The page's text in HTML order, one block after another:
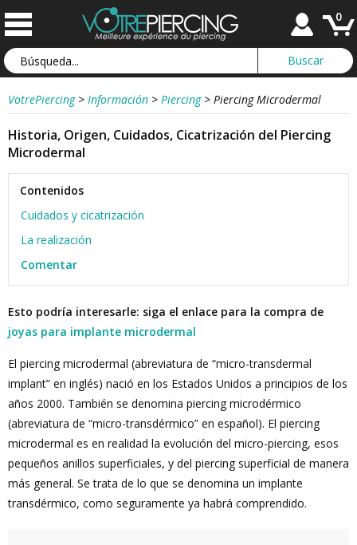
0
VotrePiercing > Información > Piercing > Piercing Microdermal
Historia, Origen, Cuidados, Cicatrización del Piercing
Microdermal
Contenidos
Cuidados y cicatrización
La realización
Comentar
Esto podría interesarle: siga el enlace para la compra de
joyas para implante microdermal
El piercing microdermal (abreviatura de “micro-transdermal
implant” en inglés) nació en los Estados Unidos a principios de los
años 2000. También se denomina piercing microdérmico
(abreviatura de “micro-transdérmico” en español). El piercing
microdermal es en realidad la evolución del micro-piercing, esos
pequeños anillos superficiales, y del piercing superficial de manera
más general. Se trata de lo que se denomina un implante
transdérmico, como seguramente ya habrá comprendido.